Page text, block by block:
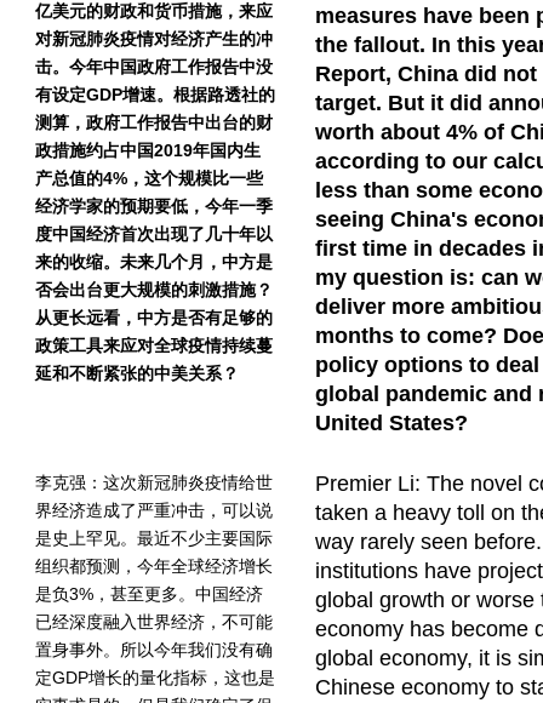
亿美元的财政和货币措施，来应
对新冠肺炎疫情对经济产生的冲
击。今年中国政府工作报告中没
有设定GDP增速。根据路透社的
测算，政府工作报告中出台的财
政措施约占中国2019年国内生
产总值的4%，这个规模比一些
经济学家的预期要低，今年一季
度中国经济首次出现了几十年以
来的收缩。未来几个月，中方是
否会出台更大规模的刺激措施？
从更长远看，中方是否有足够的
政策工具来应对全球疫情持续蔓
延和不断紧张的中美关系？
measures have been
the fallout. In this
Report, China did
target. But it did
worth about 4% of
according to our
less than some
seeing China's
first time in decades
my question is: can
deliver more
months to come?
policy options to
global pandemic
United States?
李克强：这次新冠肺炎疫情给世
界经济造成了严重冲击，可以说
是史上罕见。最近不少主要国际
组织都预测，今年全球经济增长
是负3%，甚至更多。中国经济
已经深度融入世界经济，不可能
置身事外。所以今年我们没有确
定GDP增长的量化指标，这也是
Premier Li: The novel
taken a heavy toll on
way rarely seen
institutions have
global growth or worse
economy has become
global economy, it is
Chinese economy to